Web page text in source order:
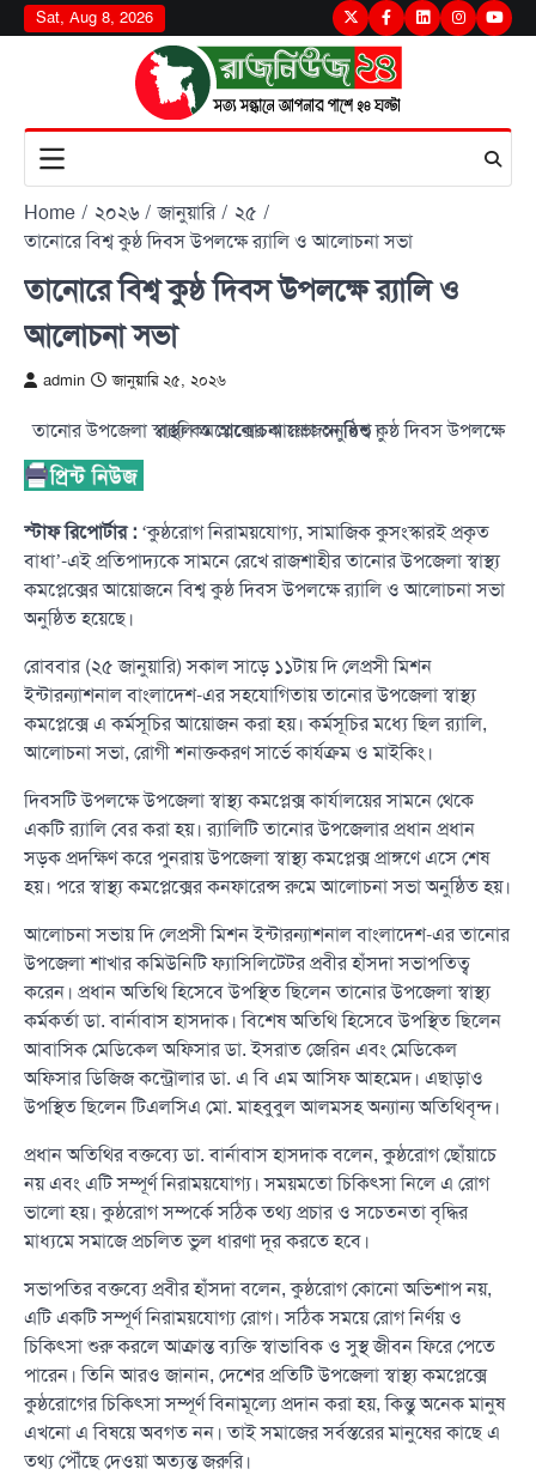
Skip
to
Sat, Aug 8, 2026 TwitterFacebook
LinkedInInstagram
Home ২০২৬ জানুয়ারি
২৫
তানোরে বিশ্ব কুষ্ঠ দিবস উপলক্ষে র‍্যালি ও আলোচনা সভা
তানোরে বিশ্ব কুষ্ঠ দিবস উপলক্ষে র‍্যালি ও
আলোচনা সভা
admin জানুয়ারি ২৫, ২০২৬
তানোর উপজেলা স্বাস্থ্য কমপ্লেক্সের আয়োজনে বিশ্ব কুষ্ঠ দিবস উপলক্ষে র‍্যালি ও আলোচনা সভা অনুষ্ঠিত।
স্টাফ রিপোর্টার : ‘কুষ্ঠরোগ নিরাময়যোগ্য, সামাজিক কুসংস্কারই প্রকৃত
বাধা’-এই প্রতিপাদ্যকে সামনে রেখে রাজশাহীর তানোর উপজেলা স্বাস্থ্য
কমপ্লেক্সের আয়োজনে বিশ্ব কুষ্ঠ দিবস উপলক্ষে র‍্যালি ও আলোচনা সভা
অনুষ্ঠিত হয়েছে।
রোববার (২৫ জানুয়ারি) সকাল সাড়ে ১১টায় দি লেপ্রসী মিশন
ইন্টারন্যাশনাল বাংলাদেশ-এর সহযোগিতায় তানোর উপজেলা স্বাস্থ্য
কমপ্লেক্সে এ কর্মসূচির আয়োজন করা হয়। কর্মসূচির মধ্যে ছিল র‍্যালি,
আলোচনা সভা, রোগী শনাক্তকরণ সার্ভে কার্যক্রম ও মাইকিং।
দিবসটি উপলক্ষে উপজেলা স্বাস্থ্য কমপ্লেক্স কার্যালয়ের সামনে থেকে
একটি র‍্যালি বের করা হয়। র‍্যালিটি তানোর উপজেলার প্রধান প্রধান
সড়ক প্রদক্ষিণ করে পুনরায় উপজেলা স্বাস্থ্য কমপ্লেক্স প্রাঙ্গণে এসে শেষ
হয়। পরে স্বাস্থ্য কমপ্লেক্সের কনফারেন্স রুমে আলোচনা সভা অনুষ্ঠিত হয়।
আলোচনা সভায় দি লেপ্রসী মিশন ইন্টারন্যাশনাল বাংলাদেশ-এর তানোর
উপজেলা শাখার কমিউনিটি ফ্যাসিলিটেটর প্রবীর হাঁসদা সভাপতিত্ব
করেন। প্রধান অতিথি হিসেবে উপস্থিত ছিলেন তানোর উপজেলা স্বাস্থ্য
কর্মকর্তা ডা. বার্নাবাস হাসদাক। বিশেষ অতিথি হিসেবে উপস্থিত ছিলেন
আবাসিক মেডিকেল অফিসার ডা. ইসরাত জেরিন এবং মেডিকেল
অফিসার ডিজিজ কন্ট্রোলার ডা. এ বি এম আসিফ আহমেদ। এছাড়াও
উপস্থিত ছিলেন টিএলসিএ মো. মাহবুবুল আলমসহ অন্যান্য অতিথিবৃন্দ।
প্রধান অতিথির বক্তব্যে ডা. বার্নাবাস হাসদাক বলেন, কুষ্ঠরোগ ছোঁয়াচে
নয় এবং এটি সম্পূর্ণ নিরাময়যোগ্য। সময়মতো চিকিৎসা নিলে এ রোগ
ভালো হয়। কুষ্ঠরোগ সম্পর্কে সঠিক তথ্য প্রচার ও সচেতনতা বৃদ্ধির
মাধ্যমে সমাজে প্রচলিত ভুল ধারণা দূর করতে হবে।
সভাপতির বক্তব্যে প্রবীর হাঁসদা বলেন, কুষ্ঠরোগ কোনো অভিশাপ নয়,
এটি একটি সম্পূর্ণ নিরাময়যোগ্য রোগ। সঠিক সময়ে রোগ নির্ণয় ও
চিকিৎসা শুরু করলে আক্রান্ত ব্যক্তি স্বাভাবিক ও সুস্থ জীবন ফিরে পেতে
পারেন। তিনি আরও জানান, দেশের প্রতিটি উপজেলা স্বাস্থ্য কমপ্লেক্সে
কুষ্ঠরোগের চিকিৎসা সম্পূর্ণ বিনামূল্যে প্রদান করা হয়, কিন্তু অনেক মানুষ
এখনো এ বিষয়ে অবগত নন। তাই সমাজের সর্বস্তরের মানুষের কাছে এ
তথ্য পৌঁছে দেওয়া অত্যন্ত জরুরি।